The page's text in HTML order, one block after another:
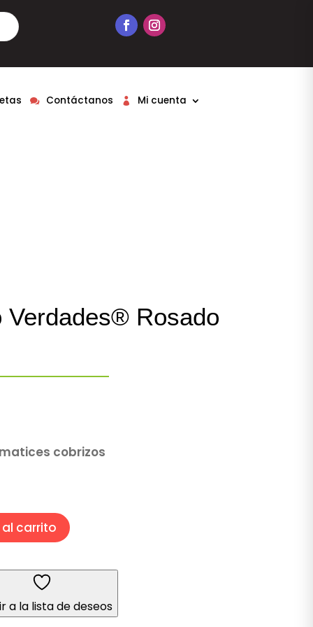
Contáctanos Mi cuenta
Verdades® Rosado
cobrizos
carrito
a la lista de deseos